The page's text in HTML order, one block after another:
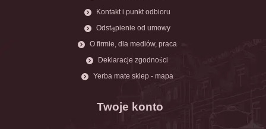
Kontakt i punkt odbioru
Odstąpienie od umowy
O firmie, dla mediów, praca
Deklaracje zgodności
Yerba mate sklep - mapa
Twoje konto